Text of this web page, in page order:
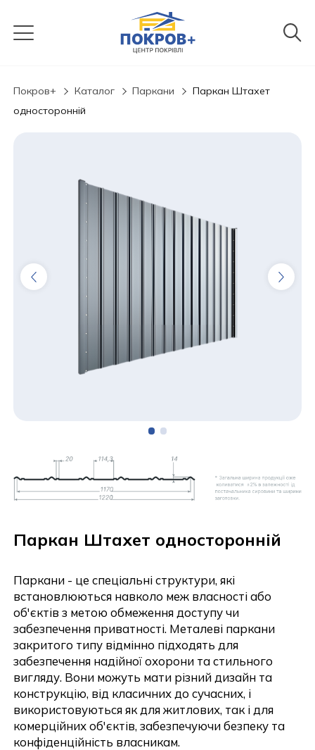
Покров+ Каталог Паркани
Паркан Штахет
односторонній
Паркан Штахет односторонній
Паркани - це спеціальні структури, які
встановлюються навколо меж власності або
об'єктів з метою обмеження доступу чи
забезпечення приватності. Металеві паркани
закритого типу відмінно підходять для
забезпечення надійної охорони та стильного
вигляду. Вони можуть мати різний дизайн та
конструкцію, від класичних до сучасних, і
використовуються як для житлових, так і для
комерційних об'єктів, забезпечуючи безпеку та
конфіденційність власникам.